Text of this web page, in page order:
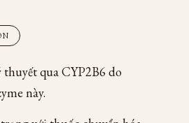
qua CYP2B6 do
này.